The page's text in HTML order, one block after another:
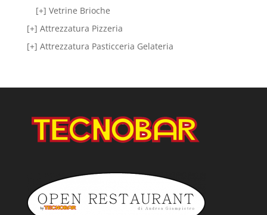
[+] Vetrine Brioche
[+] Attrezzatura Pizzeria
[+] Attrezzatura Pasticceria Gelateria